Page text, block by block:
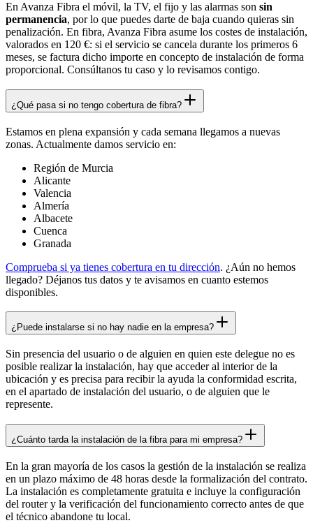
En Avanza Fibra el móvil, la TV, el fijo y las alarmas son sin
permanencia, por lo que puedes darte de baja cuando quieras sin
penalización. En fibra, Avanza Fibra asume los costes de instalación,
valorados en 120 €: si el servicio se cancela durante los primeros 6
meses, se factura dicho importe en concepto de instalación de forma
proporcional. Consúltanos tu caso y lo revisamos contigo.
¿Qué pasa si no tengo cobertura de fibra?
Estamos en plena expansión y cada semana llegamos a nuevas
zonas. Actualmente damos servicio en:
Región de Murcia
Alicante
Valencia
Almería
Albacete
Cuenca
Granada
Comprueba si ya tienes cobertura en tu dirección. ¿Aún no hemos
llegado? Déjanos tus datos y te avisamos en cuanto estemos
disponibles.
¿Puede instalarse si no hay nadie en la empresa?
Sin presencia del usuario o de alguien en quien este delegue no es
posible realizar la instalación, hay que acceder al interior de la
ubicación y es precisa para recibir la ayuda la conformidad escrita,
en el apartado de instalación del usuario, o de alguien que le
represente.
¿Cuánto tarda la instalación de la fibra para mi empresa?
En la gran mayoría de los casos la gestión de la instalación se realiza
en un plazo máximo de 48 horas desde la formalización del contrato.
La instalación es completamente gratuita e incluye la configuración
del router y la verificación del funcionamiento correcto antes de que
el técnico abandone tu local.